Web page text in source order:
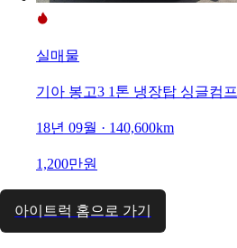
실매물
기아 봉고3 1톤 냉장탑 싱글컴프
18년 09월 · 140,600km
1,200만원
아이트럭 홈으로 가기